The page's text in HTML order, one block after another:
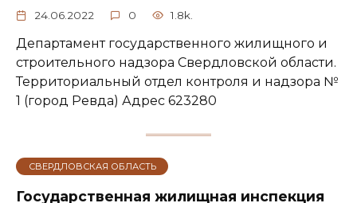
24.06.2022 0 1.8k.
Департамент государственного жилищного и
строительного надзора Свердловской области.
Территориальный отдел контроля и надзора №
1 (город Ревда) Адрес 623280
СВЕРДЛОВСКАЯ ОБЛАСТЬ
Государственная жилищная инспекция